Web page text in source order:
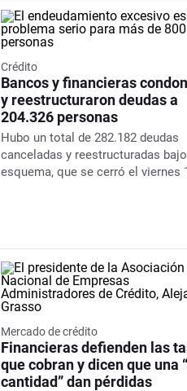
Crédito
Bancos y financieras
y reestructuraron deudas a
204.326 personas
Hubo un total de 282.182 deudas
canceladas y reestructuradas
esquema, que se cerró el viernes
Mercado de crédito
Financieras defienden las
que cobran y dicen que una
cantidad” dan pérdidas